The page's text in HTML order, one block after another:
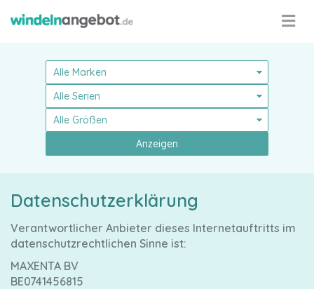
Anzeigen
Datenschutzerklärung
Verantwortlicher Anbieter dieses Internetauftritts im
datenschutzrechtlichen Sinne ist:
MAXENTA BV
BE0741456815